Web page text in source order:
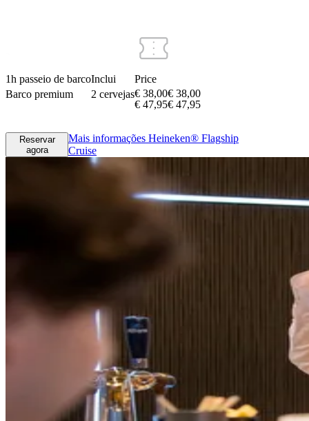
1h passeio de barco
Barco premium
Inclui
2 cervejas
Price
€ 38,00€ 38,00
€ 47,95€ 47,95
Reservar
agora
Mais informações Heineken® Flagship
Cruise